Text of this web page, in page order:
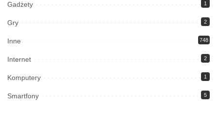
Gadżety 1
Gry 2
Inne 748
Internet 2
Komputery 1
Smartfony 5